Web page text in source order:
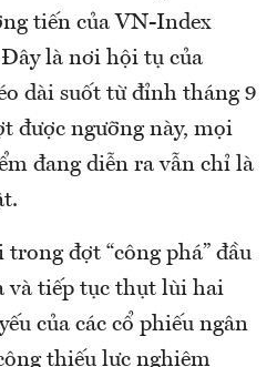
tiến của VN-Index
là nơi hội tụ của
dài suốt từ đỉnh tháng 9
được ngưỡng này, mọi
đang diễn ra vẫn chỉ là
đợt “công phá” đầu
và tiếp tục thụt lùi hai
của các cổ phiếu ngân
thiếu lực nghiêm